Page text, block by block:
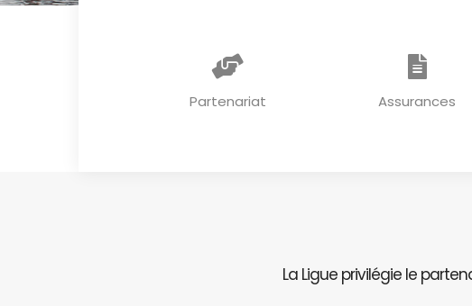
Partenariat Assurances
La Ligue privilégie le